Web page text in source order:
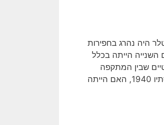
היה נהרג בחפירות
הייתה בכלל
שבין המתקפה
הגרמנית הגדולה על המערב באפריל 1940, ועד שהוכרע הקרב על בריטניה בסתיו 1940, האם הייתה